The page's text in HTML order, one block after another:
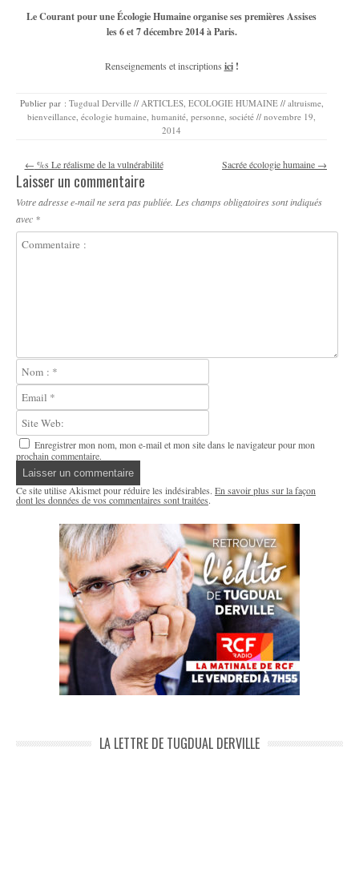
Le Courant pour une Écologie Humaine organise ses premières Assises
les 6 et 7 décembre2014à Paris.
Renseignements et inscriptions ici!
Publier par : Tugdual Derville // ARTICLES, ECOLOGIE HUMAINE // altruisme,
bienveillance, écologie humaine, humanité, personne, société // novembre 19,
2014
Navigation des articles
← %s Le réalisme de la vulnérabilité Sacrée écologie humaine →
Laisser un commentaire
Votre adresse e-mail ne sera pas publiée. Les champs obligatoires sont indiqués
avec *
Enregistrer mon nom, mon e-mail et mon site dans le navigateur pour mon
prochain commentaire.
Ce site utilise Akismet pour réduire les indésirables. En savoir plus sur la façon
dont les données de vos commentaires sont traitées.
LA LETTRE DE TUGDUAL DERVILLE